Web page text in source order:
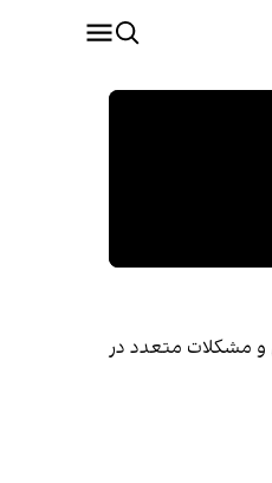
و مشکلات متعدد در